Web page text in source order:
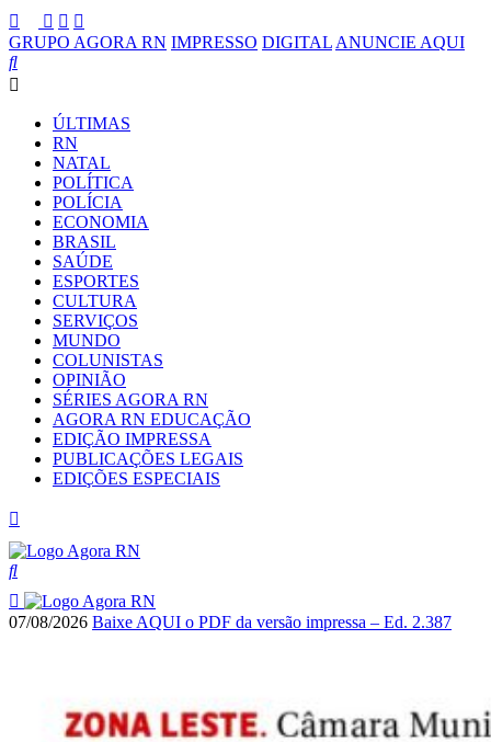
GRUPO AGORA RN IMPRESSO DIGITAL ANUNCIE AQUI
ÚLTIMAS
RN
NATAL
POLÍTICA
POLÍCIA
ECONOMIA
BRASIL
SAÚDE
ESPORTES
CULTURA
SERVIÇOS
MUNDO
COLUNISTAS
OPINIÃO
SÉRIES AGORA RN
AGORA RN EDUCAÇÃO
EDIÇÃO IMPRESSA
PUBLICAÇÕES LEGAIS
EDIÇÕES ESPECIAIS
07/08/2026 Baixe AQUI o PDF da versão impressa – Ed. 2.387